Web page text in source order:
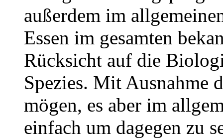
außerdem im
Essen im gesamten
Rücksicht auf die
Spezies. Mit Ausnahme
mögen, es aber im
einfach um dagegen zu